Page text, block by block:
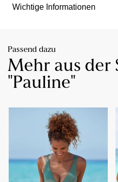
Wichtige Informationen
Passend dazu
Mehr aus der
"Pauline"